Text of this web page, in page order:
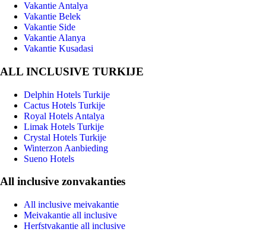
Vakantie Antalya
Vakantie Belek
Vakantie Side
Vakantie Alanya
Vakantie Kusadasi
ALL INCLUSIVE TURKIJE
Delphin Hotels Turkije
Cactus Hotels Turkije
Royal Hotels Antalya
Limak Hotels Turkije
Crystal Hotels Turkije
Winterzon Aanbieding
Sueno Hotels
All inclusive zonvakanties
All inclusive meivakantie
Meivakantie all inclusive
Herfstvakantie all inclusive